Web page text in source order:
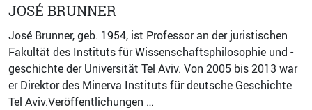
JOSÉ BRUNNER
José Brunner, geb. 1954, ist Professor an der juristischen
Fakultät des Instituts für Wissenschaftsphilosophie und -
geschichte der Universität Tel Aviv. Von 2005 bis 2013 war
er Direktor des Minerva Instituts für deutsche Geschichte
Tel Aviv.Veröffentlichungen …